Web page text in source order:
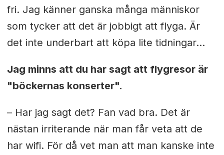
fri. Jag känner ganska många människor
som tycker att det är jobbigt att flyga. Är
det inte underbart att köpa lite tidningar…
Jag minns att du har sagt att flygresor är
"böckernas konserter".
– Har jag sagt det? Fan vad bra. Det är
nästan irriterande när man får veta att de
har wifi. För då vet man att man kanske inte